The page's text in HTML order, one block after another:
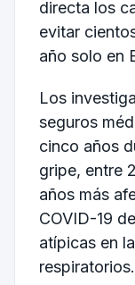
directa los
evitar
año solo en
Los
seguros
cinco años
gripe, entre
años más
COVID-19
atípicas en
respiratorios.